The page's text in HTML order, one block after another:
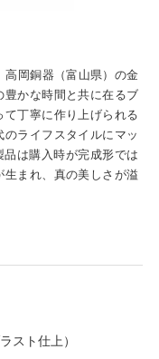
高岡銅器（富山県）の金
豊かな時間と共に在るブ
丁寧に作り上げられる
ライフスタイルにマッ
は購入時が完成形では
まれ、真の美しさが溢
スト仕上）